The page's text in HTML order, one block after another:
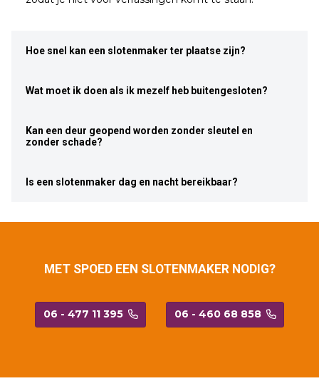
Hoe snel kan een slotenmaker ter plaatse zijn?
Wat moet ik doen als ik mezelf heb buitengesloten?
Kan een deur geopend worden zonder sleutel en
zonder schade?
Is een slotenmaker dag en nacht bereikbaar?
MET SPOED EEN SLOTENMAKER NODIG?
06 - 477 11 395 06 - 460 68 858